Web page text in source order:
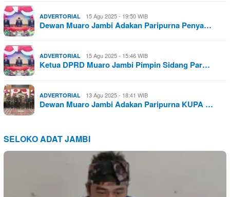
ADVERTORIAL 15 Agu 2025 - 19:50 WIB
Dewan Muaro Jambi Adakan Paripurna Penya…
ADVERTORIAL 15 Agu 2025 - 15:46 WIB
Ketua DPRD Muaro Jambi Pimpin Sidang Par…
ADVERTORIAL 13 Agu 2025 - 18:41 WIB
Dewan Muaro Jambi Adakan Paripurna KUPA …
SELOKO ADAT JAMBI